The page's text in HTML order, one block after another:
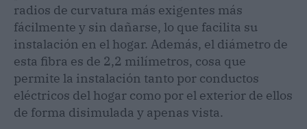
radios de curvatura más exigentes más
fácilmente y sin dañarse, lo que facilita su
instalación en el hogar. Además, el diámetro de
esta fibra es de 2,2 milímetros, cosa que
permite la instalación tanto por conductos
eléctricos del hogar como por el exterior de ellos
de forma disimulada y apenas vista.